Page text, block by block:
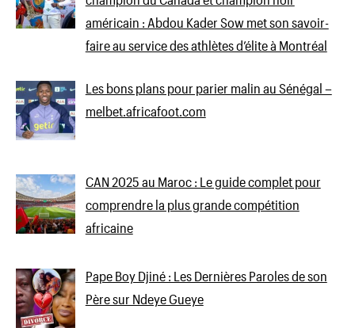
américain : Abdou Kader Sow met son savoir-
faire au service des athlètes d’élite à Montréal
Les bons plans pour parier malin au Sénégal –
melbet.africafoot.com
CAN 2025 au Maroc : Le guide complet pour
comprendre la plus grande compétition
africaine
Pape Boy Djiné : Les Dernières Paroles de son
Père sur Ndeye Gueye